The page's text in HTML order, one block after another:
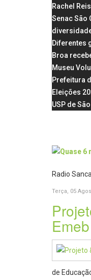
Rachel
Senac São
Diferentes
Broa
Museu
Prefeitura
Eleições
USP de
Radio
Terça, 05
de